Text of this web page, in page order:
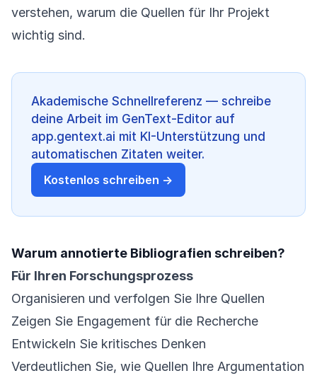
verstehen, warum die Quellen für Ihr Projekt
wichtig sind.
Akademische Schnellreferenz — schreibe
deine Arbeit im GenText-Editor auf
app.gentext.ai mit KI-Unterstützung und
automatischen Zitaten weiter.
Kostenlos schreiben →
Warum annotierte Bibliografien schreiben?
Für Ihren Forschungsprozess
Organisieren und verfolgen Sie Ihre Quellen
Zeigen Sie Engagement für die Recherche
Entwickeln Sie kritisches Denken
Verdeutlichen Sie, wie Quellen Ihre Argumentation